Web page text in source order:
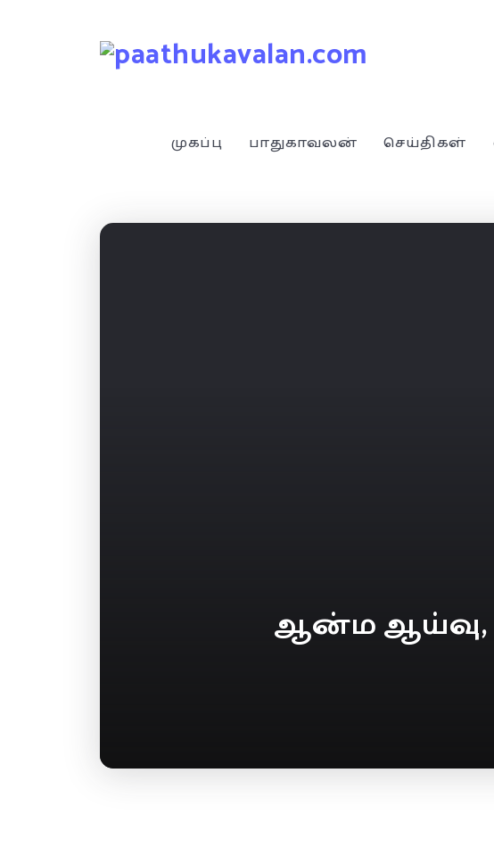
முகப்பு பாதுகாவலன் செய்திகள்
ஆன்ம ஆய்வு,